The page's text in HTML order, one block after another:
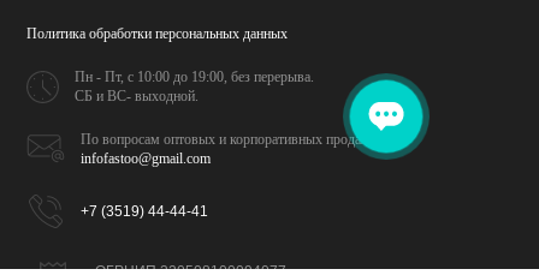
Политика обработкиперсональных данных
Пн - Пт, с 10:00 до 19:00,без перерыва.
СБ и ВС- выходной.
По вопросам оптовых икорпоративных продаж
infofastoo@gmail.com
+7 (3519) 44-44-41
ОГРНИП 320508100094077